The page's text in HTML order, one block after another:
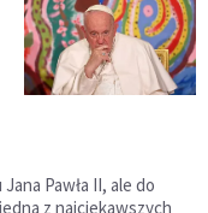
Pawła II, ale do
z najciekawszych